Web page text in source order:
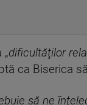
„dificultăţilor
ca Biserica
să ne